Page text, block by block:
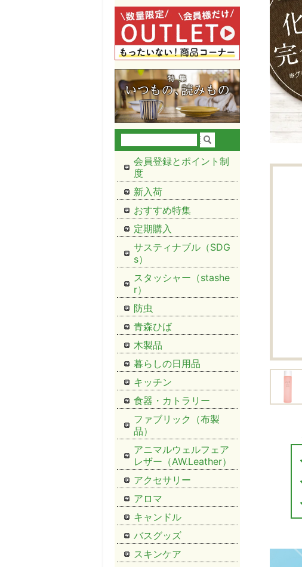
会員登録とポイント制
度
新入荷
おすすめ特集
定期購入
サスティナブル（SDG
s）
スタッシャー（stashe
r）
防虫
青森ひば
木製品
暮らしの日用品
キッチン
食器・カトラリー
ファブリック（布製
品）
アニマルウェルフェア
レザー（AW.Leather）
アクセサリー
アロマ
キャンドル
バスグッズ
スキンケア